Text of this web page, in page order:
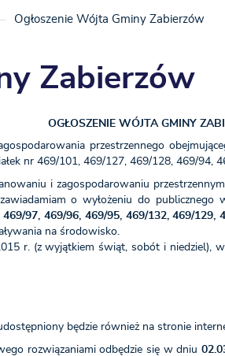
Ogłoszenie Wójta Gminy Zabierzów
Zabierzów
OGŁOSZENIE WÓJTA GMINY
przestrzennego
nr 469/101, 469/127, 469/128, 469/94,
i zagospodarowaniu
o wyłożeniu do publicznego
97, 469/96, 469/95, 469/132, 469/
na środowisko.
r. (z wyjątkiem świąt, sobót i niedziel),
będzie również na stronie
rozwiązaniami odbędzie się w dniu